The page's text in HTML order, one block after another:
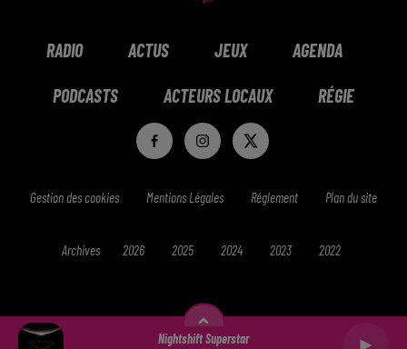
Nightshift Superstar
RADIO ACTUS JEUX AGENDA
PODCASTS ACTEURS LOCAUX RÉGIE
Gestion des cookies Mentions Légales Réglement Plan du site
Archives 2026 2025 2024 2023 2022